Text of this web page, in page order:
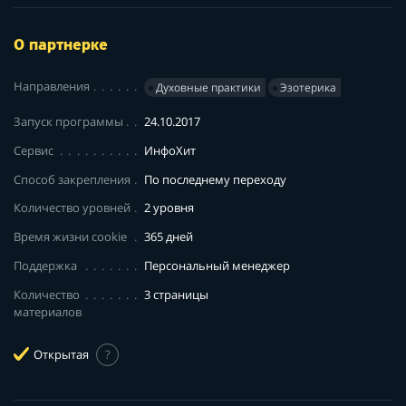
О партнерке
Направления Духовные практики Эзотерика
Запуск программы
24.10.2017
Сервис
ИнфоХит
Способ закрепления
По последнему переходу
Количество уровней
2 уровня
Время жизни cookie
365 дней
Поддержка
Персональный менеджер
Количество
материалов
3 страницы
Открытая ?